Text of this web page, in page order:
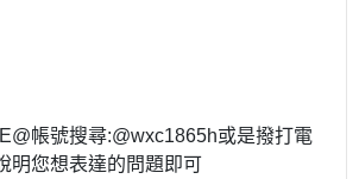
帳號搜尋:@wxc1865h或是撥打電
明您想表達的問題即可